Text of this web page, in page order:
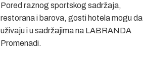
Pored raznog sportskog sadržaja,
restorana i barova, gosti hotela mogu da
uživaju i u sadržajima na LABRANDA
Promenadi.